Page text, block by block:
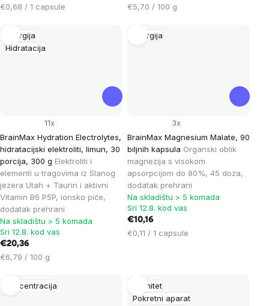
Cijena
€0,68 / 1 capsule
Cijena
€5,70 / 100 g
Energija
Hidratacija
BrainMax Hydration Electrolytes,
hidratacijski elektroliti, limun, 30
porcija, 300 g Elektroliti i
elementi u tragovima iz Slanog
jezera Utah + Taurin i aktivni
Vitamin B6 P5P, ionsko piće,
dodatak prehrani
11x
Na skladištu > 5 komada
Sri 12.8. kod vas
€20,36
Cijena
€6,79 / 100 g
Energija
BrainMax Magnesium Malate, 90
biljnih kapsula Organski oblik
magnezija s visokom
apsorpcijom do 80%, 45 doza,
dodatak prehrani
3x
Na skladištu > 5 komada
Sri 12.8. kod vas
€10,16
Cijena
€0,11 / 1 capsule
Koncentracija
Imunitet
Pokretni aparat